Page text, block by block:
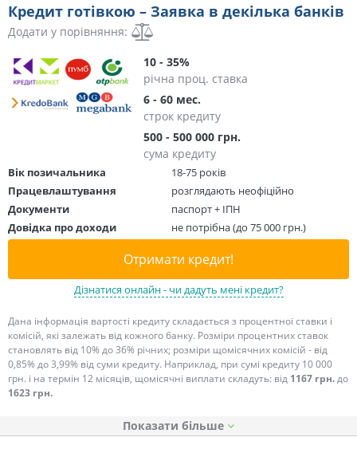
Кредит готівкою – Заявка в декілька банків
Додати у порівняння:
10 - 35%
річна проц. ставка
6 - 60 мес.
строк кредиту
500 - 500 000 грн.
сума кредиту
Вік позичальника
18-75 років
Працевлаштування
розглядають неофіційно
Документи
паспорт + ІПН
Довідка про доходи
не потрібна (до 75 000 грн.)
Отримати кредит!
Дізнатися онлайн - чи дадуть мені кредит?
Дана інформація вартості кредиту складається з процентної ставки і
комісій, які залежать від кожного банку. Розміри процентних ставок
становлять від 10% до 36% річних; розміри щомісячних комісій - від
0,85% до 3,99% від суми кредиту. Наприклад, при сумі кредиту 10 000
грн. і на термін 12 місяців, щомісячні виплати складуть: від 1167 грн.до
1623 грн.
Показати